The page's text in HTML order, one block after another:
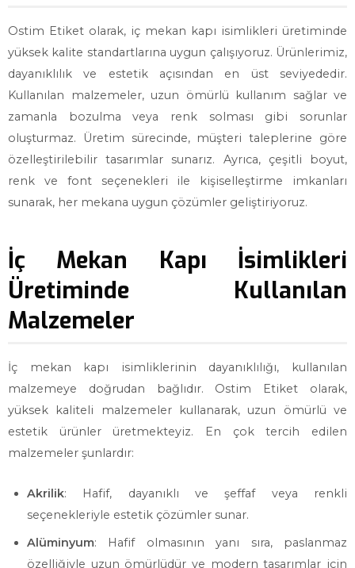
Ostim Etiket olarak, iç mekan kapı isimlikleri üretiminde
yüksek kalite standartlarına uygun çalışıyoruz. Ürünlerimiz,
dayanıklılık ve estetik açısından en üst seviyededir.
Kullanılan malzemeler, uzun ömürlü kullanım sağlar ve
zamanla bozulma veya renk solması gibi sorunlar
oluşturmaz. Üretim sürecinde, müşteri taleplerine göre
özelleştirilebilir tasarımlar sunarız. Ayrıca, çeşitli boyut,
renk ve font seçenekleri ile kişiselleştirme imkanları
sunarak, her mekana uygun çözümler geliştiriyoruz.
İç Mekan Kapı İsimlikleri
Üretiminde Kullanılan
Malzemeler
İç mekan kapı isimliklerinin dayanıklılığı, kullanılan
malzemeye doğrudan bağlıdır. Ostim Etiket olarak,
yüksek kaliteli malzemeler kullanarak, uzun ömürlü ve
estetik ürünler üretmekteyiz. En çok tercih edilen
malzemeler şunlardır:
Akrilik: Hafif, dayanıklı ve şeffaf veya renkli
seçenekleriyle estetik çözümler sunar.
Alüminyum: Hafif olmasının yanı sıra, paslanmaz
özelliğiyle uzun ömürlüdür ve modern tasarımlar için